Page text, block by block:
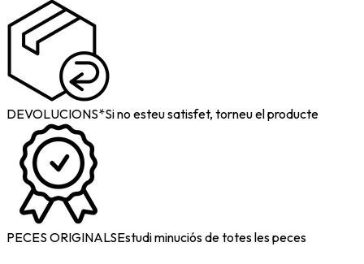
DEVOLUCIONS*Si no esteu satisfet, torneu el producte
PECES ORIGINALSEstudi minuciós de totes les peces